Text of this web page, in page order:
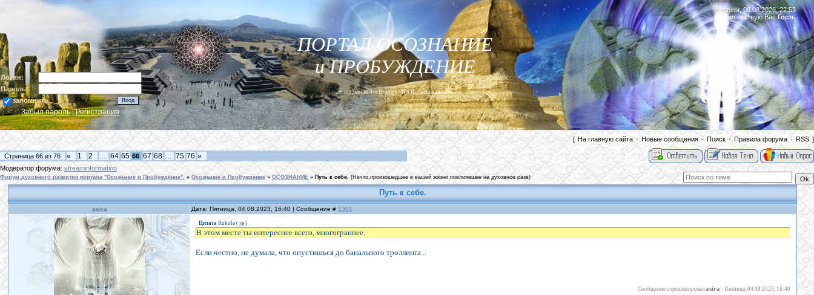
Логин:
Пароль:
запомнить
Забыл пароль|Регистрация
ПОРТАЛ ОСОЗНАНИЕ
и ПРОБУЖДЕНИЕ
Этот место для Искателей и Исследователей...
Четверг, 06.08.2026, 22:53
Приветствую ВасГость
|
[ На главную сайта · Новые сообщения· Поиск · Правила форума · RSS ]
Страница 66 из 76 « 1 2 … 64 65 66 67 68 … 75 76 »
Модератор форума:streaminformation
Форум духовного развития портала "Осознание и Пробуждение". » Осознание и Пробуждение » ОСОЗНАНИЕ » Путь к себе. (Нечто,произошедшее в вашей жизни,повлиявшее на духовное разв)
Путь к себе.
asira Дата: Пятница, 04.08.2023, 16:40 | Сообщение # 1301
Цитата Rukola ( )
В этом месте ты интереснее всего, многограннее.
Если честно, не думала, что опустишься до банального троллинга...
Сообщение отредактировалasira -Пятница, 04.08.2023, 16:40